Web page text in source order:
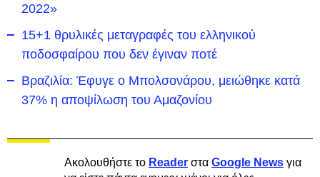
2022»
15+1 θρυλικές μεταγραφές του ελληνικού
ποδοσφαίρου που δεν έγιναν ποτέ
Βραζιλία: Έφυγε ο Μπολσονάρου, μειώθηκε κατά
37% η αποψίλωση του Αμαζονίου
Ακολουθήστε το Reader στα Google News για